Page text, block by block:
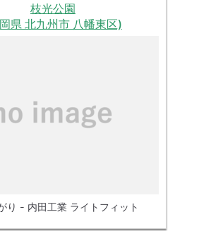
枝光公園
県 北九州市 八幡東区)
り - 内田工業 ライトフィット